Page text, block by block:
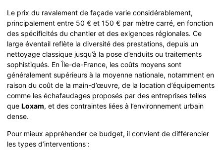
Le prix du ravalement de façade varie considérablement,
principalement entre 50 € et 150 € par mètre carré, en fonction
des spécificités du chantier et des exigences régionales. Ce
large éventail reflète la diversité des prestations, depuis un
nettoyage classique jusqu’à la pose d’enduits ou traitements
sophistiqués. En Île-de-France, les coûts moyens sont
généralement supérieurs à la moyenne nationale, notamment en
raison du coût de la main-d’œuvre, de la location d’équipements
comme les échafaudages proposés par des entreprises telles
que Loxam, et des contraintes liées à l’environnement urbain
dense.
Pour mieux appréhender ce budget, il convient de différencier
les types d’interventions :